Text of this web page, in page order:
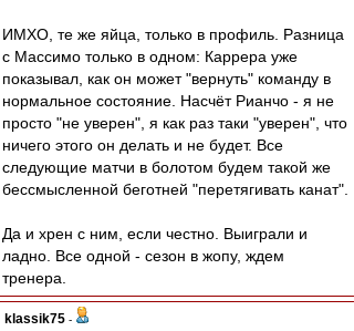
ИМХО, те же яйца, только в профиль. Разница
с Массимо только в одном: Каррера уже
показывал, как он может "вернуть" команду в
нормальное состояние. Насчёт Рианчо - я не
просто "не уверен", я как раз таки "уверен", что
ничего этого он делать и не будет. Все
следующие матчи в болотом будем такой же
бессмысленной беготней "перетягивать канат".
Да и хрен с ним, если честно. Выиграли и
ладно. Все одной - сезон в жопу, ждем
тренера.
klassik75 -